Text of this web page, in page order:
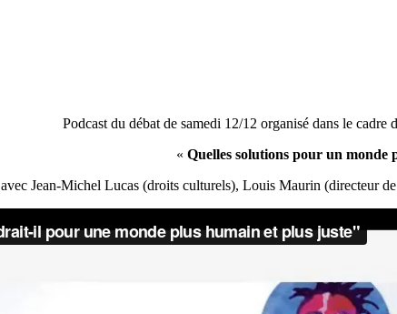
Podcast du débat de samedi 12/12 organisé dans le
« Quelles solutions pour un monde
avec Jean-Michel Lucas (droits culturels), Louis Maurin (directeur